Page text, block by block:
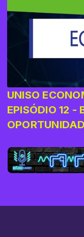
UNISO
EPISÓDIO 12 -